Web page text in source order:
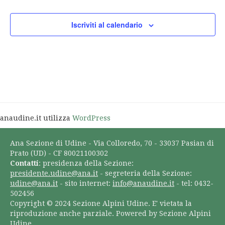
Iscriviti al calendario
anaudine.it utilizza WordPress
Ana Sezione di Udine - Via Colloredo, 70 - 33037 Pasian di
Prato (UD) - CF 80021100302
Contatti: presidenza della Sezione:
presidente.udine@ana.it - segreteria della Sezione:
udine@ana.it - sito internet: info@anaudine.it - tel: 0432-
502456
Copyright © 2024 Sezione Alpini Udine. E' vietata la
riproduzione anche parziale. Powered by Sezione Alpini